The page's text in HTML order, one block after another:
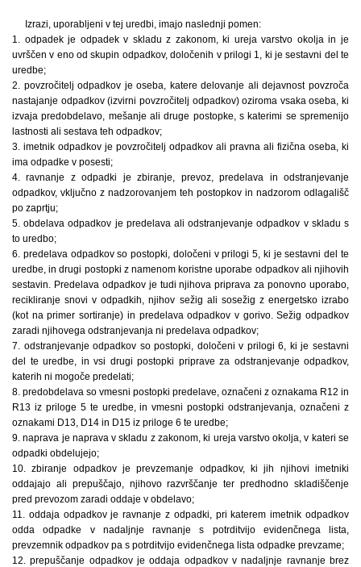
Izrazi, uporabljeni v tej uredbi, imajo naslednji pomen:
1. odpadek je odpadek v skladu z zakonom, ki ureja varstvo okolja in je
uvrščen v eno od skupin odpadkov, določenih v prilogi 1, ki je sestavni del te
uredbe;
2. povzročitelj odpadkov je oseba, katere delovanje ali dejavnost povzroča
nastajanje odpadkov (izvirni povzročitelj odpadkov) oziroma vsaka oseba, ki
izvaja predobdelavo, mešanje ali druge postopke, s katerimi se spremenijo
lastnosti ali sestava teh odpadkov;
3. imetnik odpadkov je povzročitelj odpadkov ali pravna ali fizična oseba, ki
ima odpadke v posesti;
4. ravnanje z odpadki je zbiranje, prevoz, predelava in odstranjevanje
odpadkov, vključno z nadzorovanjem teh postopkov in nadzorom odlagališč
po zaprtju;
5. obdelava odpadkov je predelava ali odstranjevanje odpadkov v skladu s
to uredbo;
6. predelava odpadkov so postopki, določeni v prilogi 5, ki je sestavni del te
uredbe, in drugi postopki z namenom koristne uporabe odpadkov ali njihovih
sestavin. Predelava odpadkov je tudi njihova priprava za ponovno uporabo,
recikliranje snovi v odpadkih, njihov sežig ali sosežig z energetsko izrabo
(kot na primer sortiranje) in predelava odpadkov v gorivo. Sežig odpadkov
zaradi njihovega odstranjevanja ni predelava odpadkov;
7. odstranjevanje odpadkov so postopki, določeni v prilogi 6, ki je sestavni
del te uredbe, in vsi drugi postopki priprave za odstranjevanje odpadkov,
katerih ni mogoče predelati;
8. predobdelava so vmesni postopki predelave, označeni z oznakama R12 in
R13 iz priloge 5 te uredbe, in vmesni postopki odstranjevanja, označeni z
oznakami D13, D14 in D15 iz priloge 6 te uredbe;
9. naprava je naprava v skladu z zakonom, ki ureja varstvo okolja, v kateri se
odpadki obdelujejo;
10. zbiranje odpadkov je prevzemanje odpadkov, ki jih njihovi imetniki
oddajajo ali prepuščajo, njihovo razvrščanje ter predhodno skladiščenje
pred prevozom zaradi oddaje v obdelavo;
11. oddaja odpadkov je ravnanje z odpadki, pri katerem imetnik odpadkov
odda odpadke v nadaljnje ravnanje s potrditvijo evidenčnega lista,
prevzemnik odpadkov pa s potrditvijo evidenčnega lista odpadke prevzame;
12. prepuščanje odpadkov je oddaja odpadkov v nadaljnje ravnanje brez